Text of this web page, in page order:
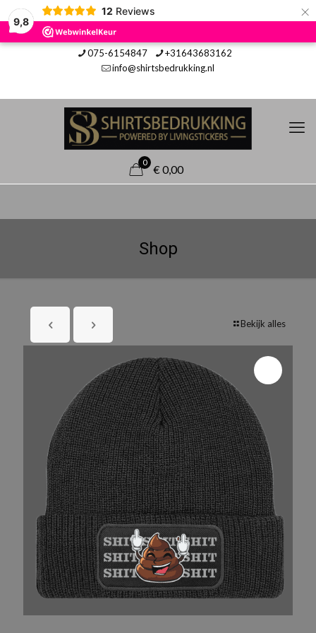
9,8
12 Reviews ×
075-6154847
+31643683162
info@shirtsbedrukking.nl
0
€ 0,00
Shop
Bekijk alles